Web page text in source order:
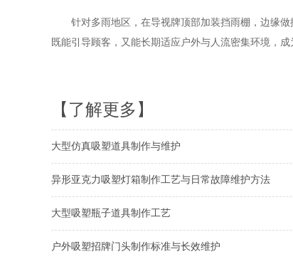
针对多雨地区，在导视牌顶部加装挡雨棚，边缘做
既能引导顾客，又能长期适应户外与人流密集环境，成
【了解更多】
大型仿真吸塑道具制作与维护
异形亚克力吸塑灯箱制作工艺与日常故障维护方法
大型吸塑瓶子道具制作工艺
户外吸塑招牌门头制作标准与长效维护